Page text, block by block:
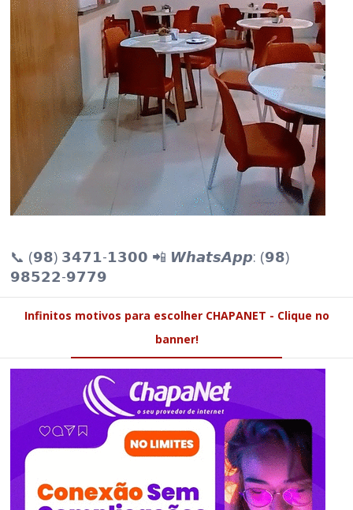
📞 (𝟵𝟴) 𝟯𝟰𝟳𝟭-𝟭𝟯𝟬𝟬 📲 𝙒𝙝𝙖𝙩𝙨𝘼𝙥𝙥: (𝟵𝟴)
𝟵𝟴𝟱𝟮𝟮-𝟵𝟳𝟳𝟵
Infinitos motivos para escolher CHAPANET - Clique no
banner!